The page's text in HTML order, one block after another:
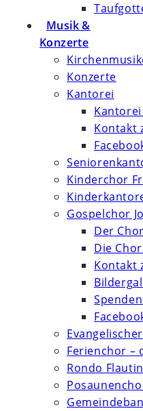
Musik &
Konzerte
Konzerte
Kantorei
Kontakt
Kinderchor
Gospelchor
Der
Die
Kontakt
Ferienchor –
Rondo